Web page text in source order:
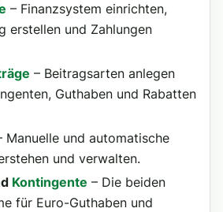
– Finanzsystem einrichten,
erstellen und Zahlungen
– Beitragsarten anlegen
Guthaben und Rabatten
Manuelle und automatische
und verwalten.
Kontingente – Die beiden
für Euro-Guthaben und